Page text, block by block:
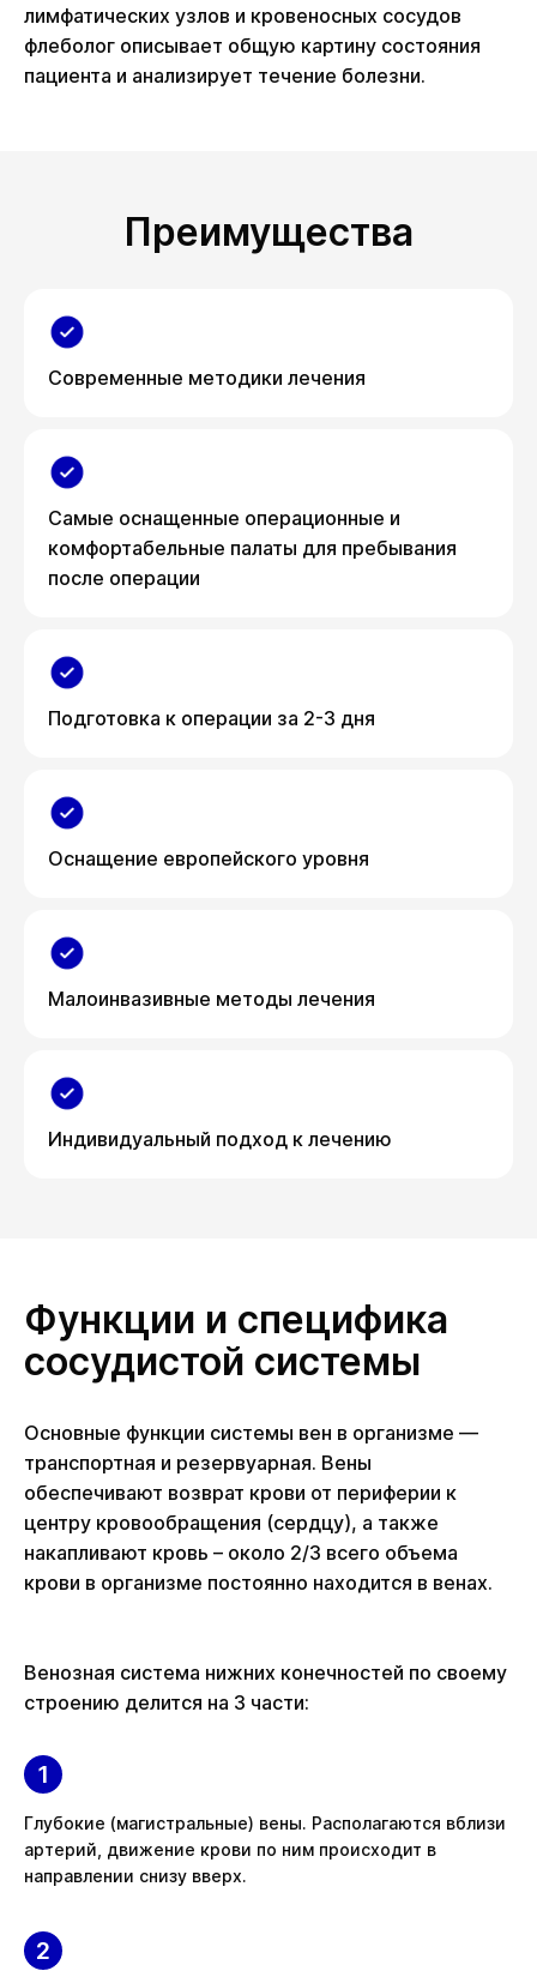
лимфатических узлов и кровеносных сосудов
флеболог описывает общую картину состояния
пациента и анализирует течение болезни.
Преимущества
Современные методики лечения
Самые оснащенные операционные и
комфортабельные палаты для пребывания
после операции
Подготовка к операции за 2-3 дня
Оснащение европейского уровня
Малоинвазивные методы лечения
Индивидуальный подход к лечению
Функции и специфика
сосудистой системы
Основные функции системы вен в организме —
транспортная и резервуарная. Вены
обеспечивают возврат крови от периферии к
центру кровообращения (сердцу), а также
накапливают кровь – около 2/3 всего объема
крови в организме постоянно находится в венах.
Венозная система нижних конечностей по своему
строению делится на 3 части:
Глубокие (магистральные) вены. Располагаются вблизи
артерий, движение крови по ним происходит в
направлении снизу вверх.